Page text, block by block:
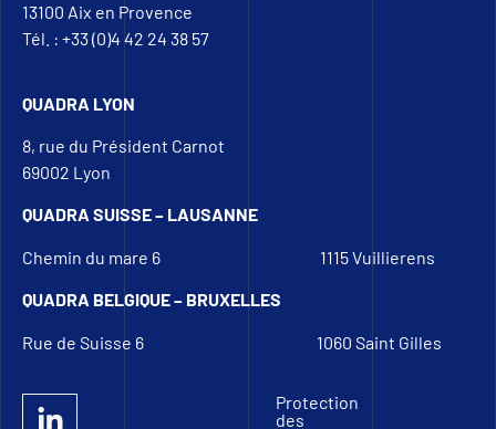
13100 Aix en Provence
Tél. : +33 (0)4 42 24 38 57
QUADRA LYON
8, rue du Président Carnot
69002 Lyon
QUADRA SUISSE – LAUSANNE
Chemin du mare 6 1115 Vuillierens
QUADRA BELGIQUE – BRUXELLES
Rue de Suisse 6 1060 Saint Gilles
Protection
des